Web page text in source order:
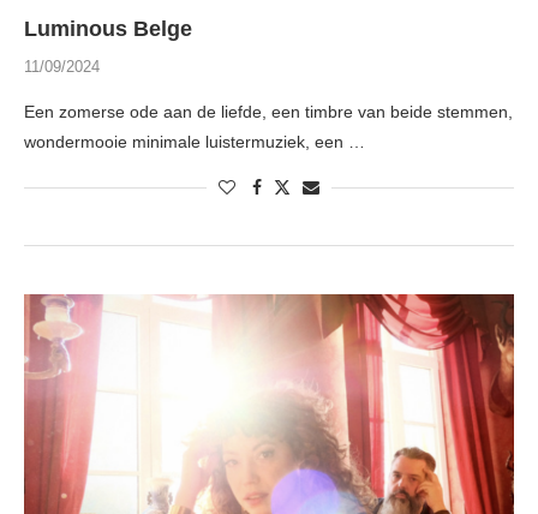
Luminous Belge
11/09/2024
Een zomerse ode aan de liefde, een timbre van beide stemmen,
wondermooie minimale luistermuziek, een …